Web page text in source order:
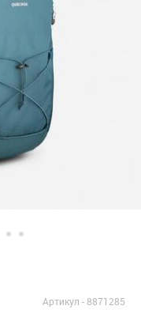
Артикул -8871285